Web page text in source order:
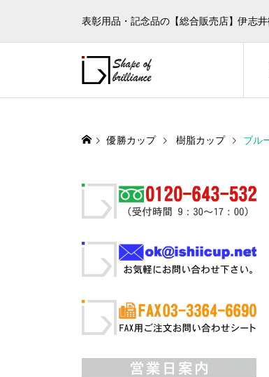
表彰用品・記念品の【総合販売店】伊志井
優勝カップ 樹脂カップ ブル